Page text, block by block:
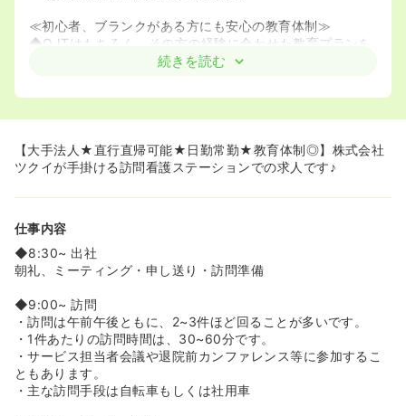
≪初心者、ブランクがある方にも安心の教育体制≫
◆OJTはもちろん、その方の経験に合わせた教育プランを
組んで下さるため、訪問看護初心者や、看護師としてブラ
◆eラーニングで勉強することもできるため、お仕事に不
≪様々な取り組みをしています！≫
◆株式会社ツクイは、「女性の活躍を応援する行動宣言」
◆スタッフの中で話し合いの中で良い職場を作っていこう
◆様々な働き方が可能なため、まずはご相談ください！
続きを読む
【大手法人★直行直帰可能★日勤常勤★教育体制◎】株式会社
ツクイが手掛ける訪問看護ステーションでの求人です♪
仕事内容
◆8:30~ 出社
朝礼、ミーティング・申し送り・訪問準備
◆9:00~ 訪問
・訪問は午前午後ともに、2~3件ほど回ることが多いです。
・1件あたりの訪問時間は、30~60分です。
・サービス担当者会議や退院前カンファレンス等に参加するこ
ともあります。
・主な訪問手段は自転車もしくは社用車